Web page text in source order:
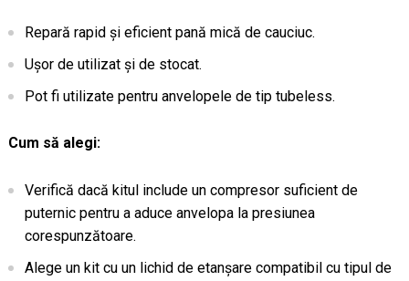
Repară rapid și eficient pană mică de cauciuc.
Ușor de utilizat și de stocat.
Pot fi utilizate pentru anvelopele de tip tubeless.
Cum să alegi:
Verifică dacă kitul include un compresor suficient de
puternic pentru a aduce anvelopa la presiunea
corespunzătoare.
Alege un kit cu un lichid de etanșare compatibil cu tipul de